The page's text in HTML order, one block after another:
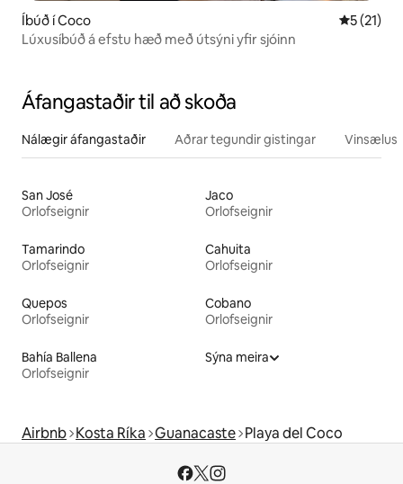
Íbúð í Coco 5 af 5 í
5 (21)
Lúxusíbúð á efstu hæð með útsýni yfir sjóinn
Áfangastaðir til að skoða
Nálægir áfangastaðir Aðrar tegundir gistingar
San José
Orlofseignir
Jaco
Orlofseignir
Tamarindo
Orlofseignir
Cahuita
Orlofseignir
Quepos
Orlofseignir
Cobano
Orlofseignir
Bahía Ballena
Orlofseignir
Sýna meira
Airbnb Kosta Ríka Guanacaste Playa del Coco